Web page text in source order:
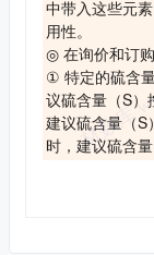
中带入这些元
用性。
◎ 在询价和订
① 特定的硫含
议硫含量（S）
建议硫含量（S
时，建议硫含